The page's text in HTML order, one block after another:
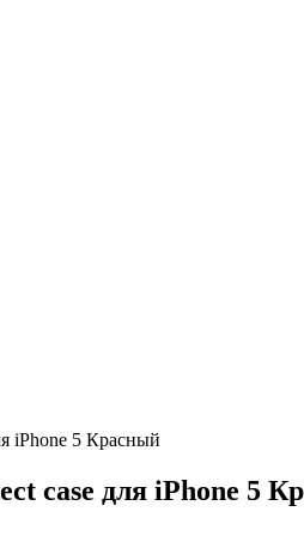
iPhone 5 Красный
case для iPhone 5